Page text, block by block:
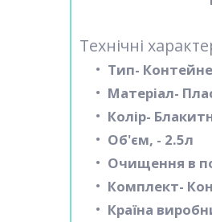
Технічні
Тип-
Матеріал-
Колір-
Об'єм, - 2.5л
Очищення в
Комплект-
Країна